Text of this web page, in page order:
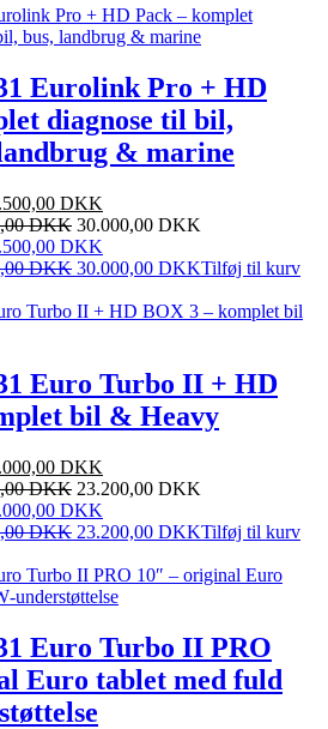
DKK.
er:
67.500,00 DKK.
Eurolink Pro + HD
diagnose til bil,
& marine
DKK
aktuelle
er:
DKK 30.000,00 DKK
DKK
aktuelle
er:
DKK 30.000,00 DKKTilføj til kurv
Euro Turbo II + HD
bil & Heavy
DKK
aktuelle
er:
DKK 23.200,00 DKK
DKK.
DKK
aktuelle
er:
29.000,00 DKK.
DKK 23.200,00 DKKTilføj til kurv
Euro Turbo II PRO
Euro tablet med fuld